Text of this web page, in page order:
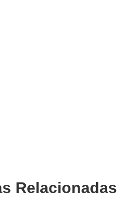
Relacionadas